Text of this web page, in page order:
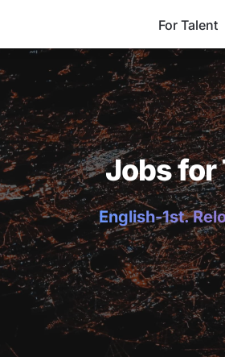
For Talent
Jobs for
English-1st.